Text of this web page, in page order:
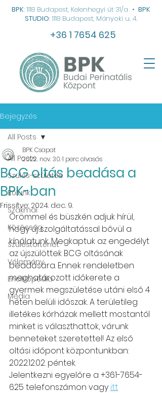
BPK: 1118 Budapest, Kelenhegyi út 31/a • BPK
STUDIO: 1118 Budapest, Mányoki u. 4.
+36 1 7654 625
Bejegyzés
All Posts
Szülés-születés
Rólunk
Szakmai
Közösség
Szüléstörténet
Vélemény
Enciklopédia
Media
All Posts
BCG oltás beadása a
BPK-ban
BPK Csapat
2022. nov. 30.1 perc olvasás
Frissítve: 2024. dec. 9.
Örömmel és büszkén adjuk hírül,
hogy új szolgáltatással bővül a
kínálatunk. Megkaptuk az engedélyt
az újszülöttek BCG oltásának
beadására. Ennek rendeletben
meghatározott időkerete a
gyermek megszületése utáni első 4
héten belüli időszak. A területileg
illetékes kórházak mellett mostantól
minket is választhattok, várunk
benneteket szeretettel! Az első
oltási időpont központunkban:
2022.12.02. péntek.
Jelentkezni egyelőre a +361-7654-
625 telefonszámon vagy itt